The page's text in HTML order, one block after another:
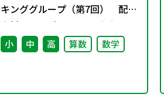
キンググループ（第7回） 配付
資料 ※理科ワーキンググルー
プ（第6回）と合同開催
小 中 高 算数 数学